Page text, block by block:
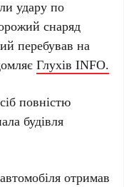
удару по
снаряд
перебував на
Глухів INFO.
повністю
будівля
отримав